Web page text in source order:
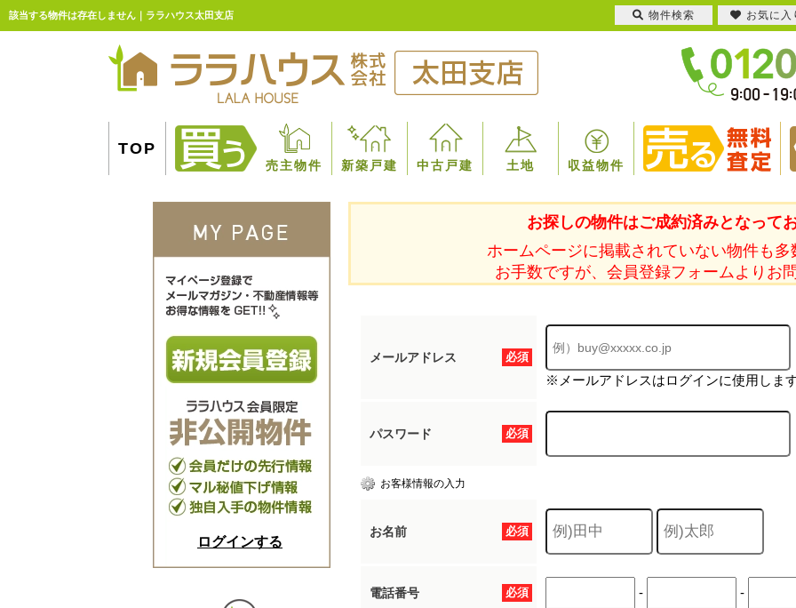
該当する物件は存在しません｜ララハウス太田支店
TOP
売主物件 新築戸建 中古戸建 土地 収益物件
お探しの物件はご成約済みとなってお
ホームページに掲載されていない物件も多
お手数ですが、会員登録フォームよりお
必須
メールアドレス
※メールアドレスはログインに使用します
必須
パスワード
お客様情報の入力
必須
お名前
必須
電話番号 - -
ログインする
物件検索 お気に入